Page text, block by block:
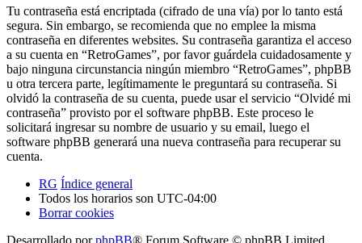
Tu contraseña está encriptada (cifrado de una vía) por lo tanto está
segura. Sin embargo, se recomienda que no emplee la misma
contraseña en diferentes websites. Su contraseña garantiza el acceso
a su cuenta en “RetroGames”, por favor guárdela cuidadosamente y
bajo ninguna circunstancia ningún miembro “RetroGames”, phpBB
u otra tercera parte, legítimamente le preguntará su contraseña. Si
olvidó la contraseña de su cuenta, puede usar el servicio “Olvidé mi
contraseña” provisto por el software phpBB. Este proceso le
solicitará ingresar su nombre de usuario y su email, luego el
software phpBB generará una nueva contraseña para recuperar su
cuenta.
RG Índice general
Todos los horarios son UTC-04:00
Borrar cookies